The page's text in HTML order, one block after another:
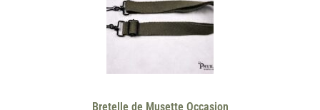
Bretelle de Musette Occasion